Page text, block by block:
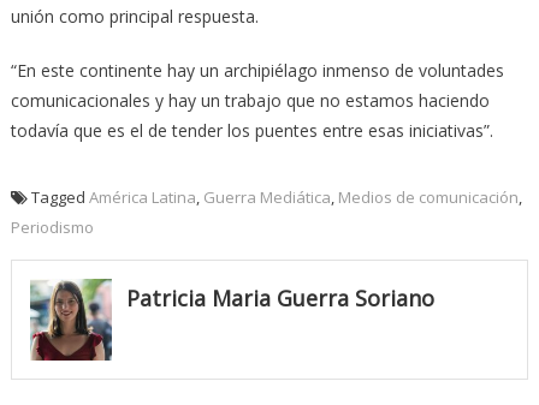
unión como principal respuesta.
“En este continente hay un archipiélago inmenso de voluntades
comunicacionales y hay un trabajo que no estamos haciendo
todavía que es el de tender los puentes entre esas iniciativas”.
Tagged América Latina, Guerra Mediática, Medios de comunicación,
Periodismo
Patricia Maria Guerra Soriano